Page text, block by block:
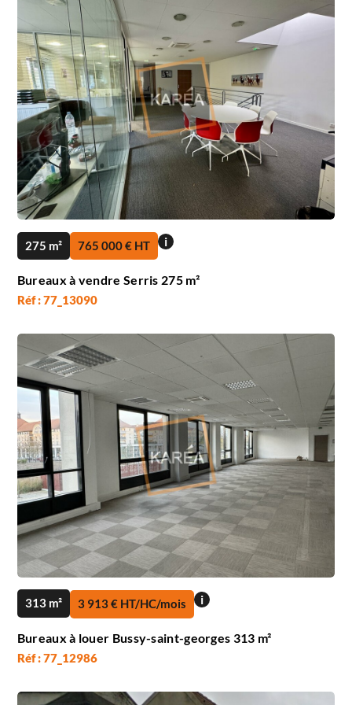
275 m² 765 000 € HT i
Bureaux à vendre Serris 275 m²
Réf : 77_13090
313 m² 3 913 € HT/HC/mois i
Bureaux à louer Bussy-saint-georges 313 m²
Réf : 77_12986